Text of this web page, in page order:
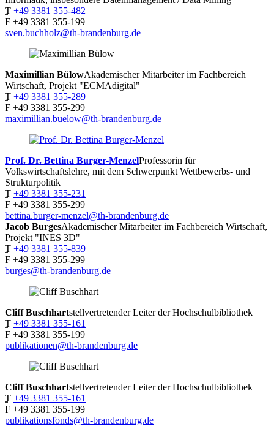
T +49 3381 355-482
F +49 3381 355-199
sven.buchholz@th-brandenburg.de
Maximillian BülowAkademischer Mitarbeiter im Fachbereich
Wirtschaft, Projekt "ECMAdigital"
T +49 3381 355-289
F +49 3381 355-299
maximillian.buelow@th-brandenburg.de
Prof. Dr. Bettina Burger-MenzelProfessorin für
Volkswirtschaftslehre, mit dem Schwerpunkt Wettbewerbs- und
Strukturpolitik
T +49 3381 355-231
F +49 3381 355-299
bettina.burger-menzel@th-brandenburg.de
Jacob BurgesAkademischer Mitarbeiter im Fachbereich Wirtschaft,
Projekt "INES 3D"
T +49 3381 355-839
F +49 3381 355-299
burges@th-brandenburg.de
CliffBuschhartstellvertretender Leiter der Hochschulbibliothek
T +49 3381 355-161
F +49 3381 355-199
publikationen@th-brandenburg.de
CliffBuschhartstellvertretender Leiter der Hochschulbibliothek
T +49 3381 355-161
F +49 3381 355-199
publikationsfonds@th-brandenburg.de